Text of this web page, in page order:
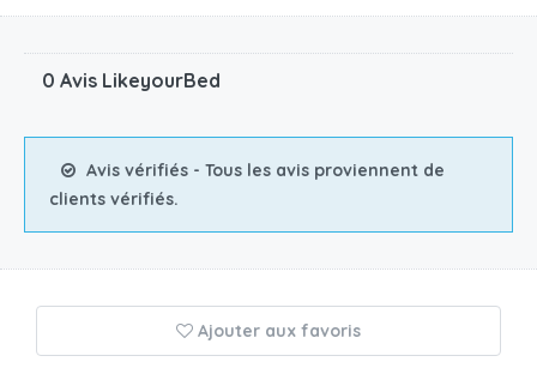
0 Avis LikeyourBed
Avis vérifiés - Tous les avis proviennent de
clients vérifiés.
Ajouter aux favoris